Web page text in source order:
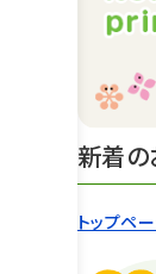
トップペ
新着の